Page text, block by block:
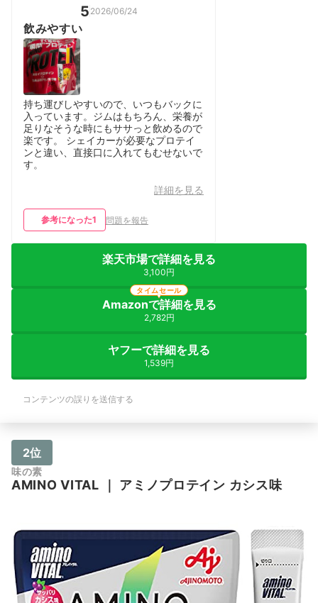
5 2026/06/24
飲みやすい
持ち運びしやすいので、いつもバックに
入っています。ジムはもちろん、栄養が
足りなそうな時にもササっと飲めるので
楽です。 シェイカーが必要なプロテイ
ンと違い、直接口に入れてもむせないで
す。
詳細を見る
参考になった1 問題を報告
楽天市場で詳細を見る
3,100円
Amazonで詳細を見る
2,782円
タイムセール
ヤフーで詳細を見る
1,539円
コンテンツの誤りを送信する
2位
味の素
AMINO VITAL ｜ アミノプロテイン カシス味